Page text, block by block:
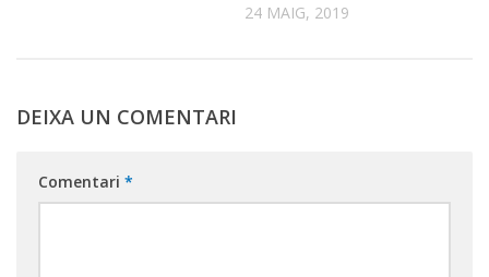
24 MAIG, 2019
DEIXA UN COMENTARI
Comentari *